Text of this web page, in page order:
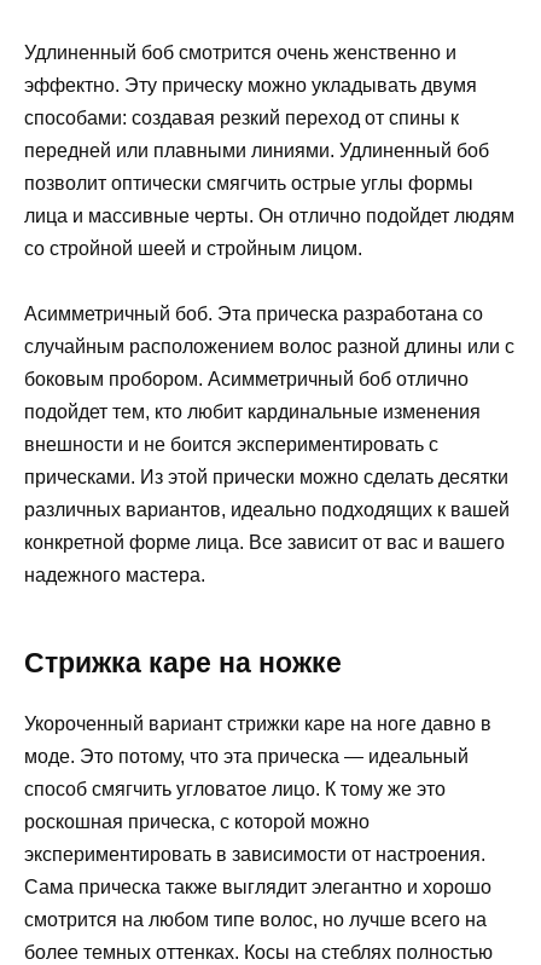
Удлиненный боб смотрится очень женственно и
эффектно. Эту прическу можно укладывать двумя
способами: создавая резкий переход от спины к
передней или плавными линиями. Удлиненный боб
позволит оптически смягчить острые углы формы
лица и массивные черты. Он отлично подойдет людям
со стройной шеей и стройным лицом.
Асимметричный боб. Эта прическа разработана со
случайным расположением волос разной длины или с
боковым пробором. Асимметричный боб отлично
подойдет тем, кто любит кардинальные изменения
внешности и не боится экспериментировать с
прическами. Из этой прически можно сделать десятки
различных вариантов, идеально подходящих к вашей
конкретной форме лица. Все зависит от вас и вашего
надежного мастера.
Стрижка каре на ножке
Укороченный вариант стрижки каре на ноге давно в
моде. Это потому, что эта прическа — идеальный
способ смягчить угловатое лицо. К тому же это
роскошная прическа, с которой можно
экспериментировать в зависимости от настроения.
Сама прическа также выглядит элегантно и хорошо
смотрится на любом типе волос, но лучше всего на
более темных оттенках. Косы на стеблях полностью